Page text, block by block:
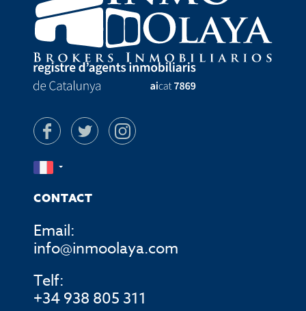
CONTACT
Email:
info@inmoolaya.com
Telf:
+34 938 805 311